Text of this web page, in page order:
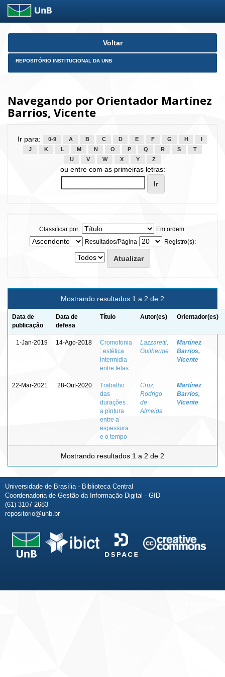
Skip
Voltar
REPOSITÓRIO INSTITUCIONAL DA UNB
Navegando por Orientador Martínez
Barrios, Vicente
Ir para: 0-9 A B C D E F G H
J
K L M N O P Q R S
T
U
V W X Y Z
ou entre com as primeiras letras:
Classificar por:
Em ordem:
Resultados/Página
Registro(s):
Mostrando resultados 1 a 2 de 2
Data de
publicação
Data de
defesa
Título Autor(es) Orientador(es)
1-Jan-2019 14-Ago-2018
Cromofonia
: estética
intermídia
entre telas
Lazzaretti,
Guilherme
Martínez
Barrios,
Vicente
22-Mar-2021 28-Out-2020
Trabalho
das
durações :
a pintura
entre a
espessura
e o tempo
Cruz,
Rodrigo
de
Almeida
Martínez
Barrios,
Vicente
Mostrando resultados 1 a 2 de 2
Universidade de Brasília - Biblioteca Central
Coordenadoria de Gestão da Informação Digital - GID
(61) 3107-2683
repositorio@unb.br